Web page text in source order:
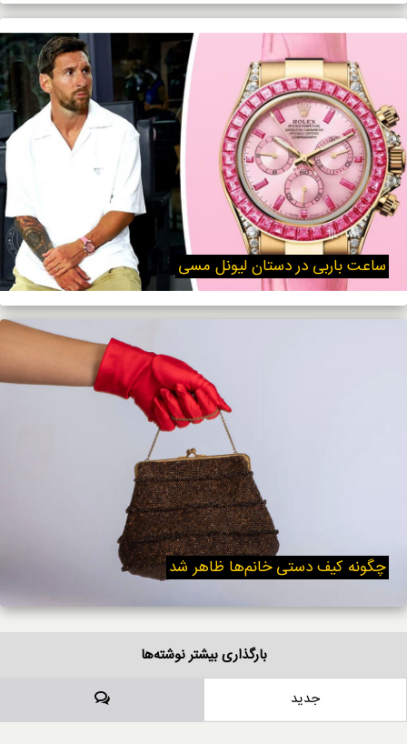
ساعت باربی در دستان لیونل مسی
چگونه کیف دستی خانم‌ها ظاهر شد
بارگذاری بیشتر نوشته‌ها
جدید
دیدگاه‌ها